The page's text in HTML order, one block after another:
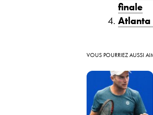
finale
Atlanta
VOUS POURRIEZ AUSSI